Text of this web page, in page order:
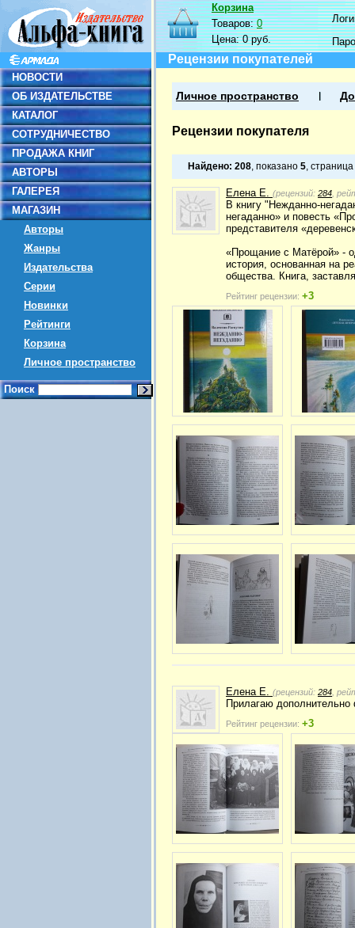
НОВОСТИ
ОБ ИЗДАТЕЛЬСТВЕ
КАТАЛОГ
СОТРУДНИЧЕСТВО
ПРОДАЖА КНИГ
АВТОРЫ
ГАЛЕРЕЯ
МАГАЗИН
Авторы
Жанры
Издательства
Серии
Новинки
Рейтинги
Корзина
Личное пространство
Поиск
Корзина
Товаров:0
Цена:0 руб.
Рецензии покупателей
Личное пространство
Рецензии покупателя
Найдено: 208, показано 5, страница
Елена Е. (рецензий: 284 ,
В книгу "Нежданно-
негаданно» и повесть
представителя
«Прощание с Матёрой» -
история, основанная на
общества. Книга,
Рейтинг рецензии: +3
Елена Е. (рецензий: 284 ,
Прилагаю
Рейтинг рецензии: +3